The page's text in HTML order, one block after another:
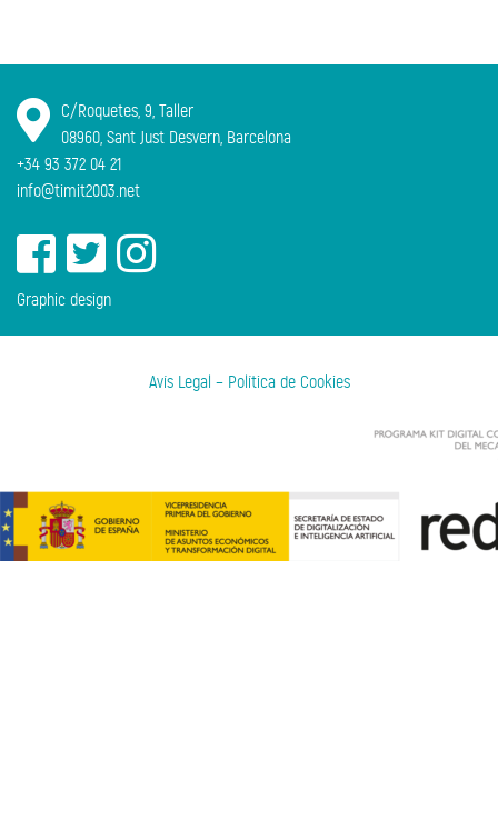
C/Roquetes, 9, Taller
08960, Sant Just Desvern, Barcelona
+34 93 372 04 21
info@timit2003.net
Graphic design
Avís Legal – Política de Cookies